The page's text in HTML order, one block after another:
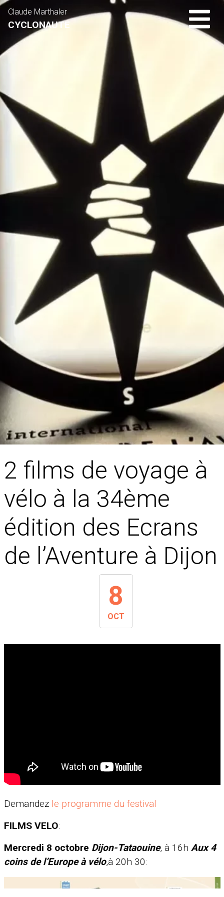
Claude Marthaler
CYCLONAUTE
2 films de voyage à
vélo à la 34ème
édition des Ecrans
de l’Aventure à Dijon
8
OCT
Demandez le programme du festival
FILMS VELO:
Mercredi 8 octobre Dijon-Tataouine, à 16h Aux 4
coins de l’Europe à vélo,à 20h 30: